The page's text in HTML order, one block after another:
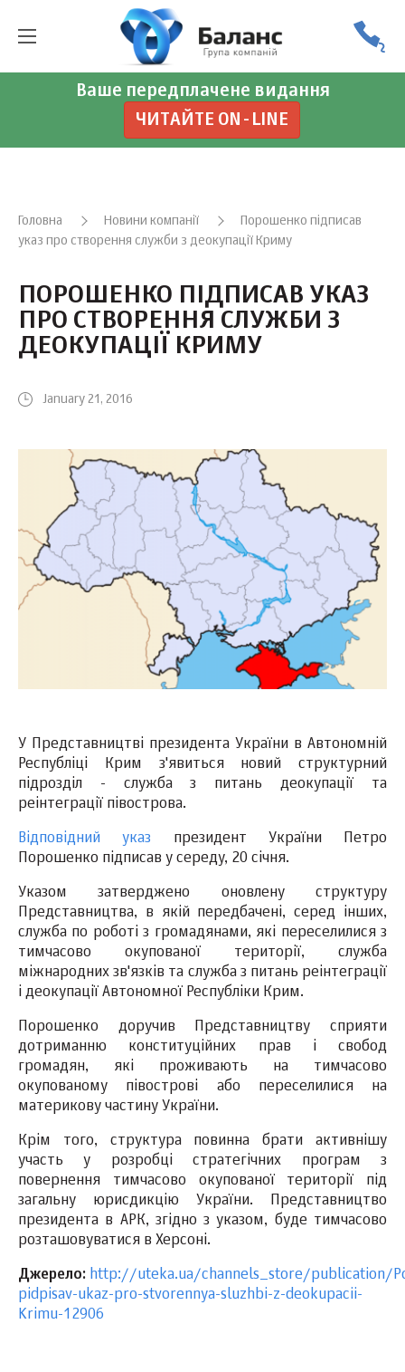
Ваше передплачене видання
ЧИТАЙТЕ ON-LINE
Головна Новини компанії
Порошенко підписав
указ про створення служби з деокупації Криму
ПОРОШЕНКО ПІДПИСАВ УКАЗ
ПРО СТВОРЕННЯ СЛУЖБИ З
ДЕОКУПАЦІЇ КРИМУ
January 21, 2016
У Представництві президента України в Автономній
Республіці Крим з'явиться новий структурний
підрозділ - служба з питань деокупації та
реінтеграції півострова.
Відповідний указ президент України Петро
Порошенко підписав у середу, 20 січня.
Указом затверджено оновлену структуру
Представництва, в якій передбачені, серед інших,
служба по роботі з громадянами, які переселилися з
тимчасово окупованої території, служба
міжнародних зв'язків та служба з питань реінтеграції
і деокупації Автономної Республіки Крим.
Порошенко доручив Представництву сприяти
дотриманню конституційних прав і свобод
громадян, які проживають на тимчасово
окупованому півострові або переселилися на
материкову частину України.
Крім того, структура повинна брати активнішу
участь у розробці стратегічних програм з
повернення тимчасово окупованої території під
загальну юрисдикцію України. Представництво
президента в АРК, згідно з указом, буде тимчасово
розташовуватися в Херсоні.
Джерело: http://uteka.ua/channels_store/publication/
pidpisav-ukaz-pro-stvorennya-sluzhbi-z-deokupacii-
Krimu-12906